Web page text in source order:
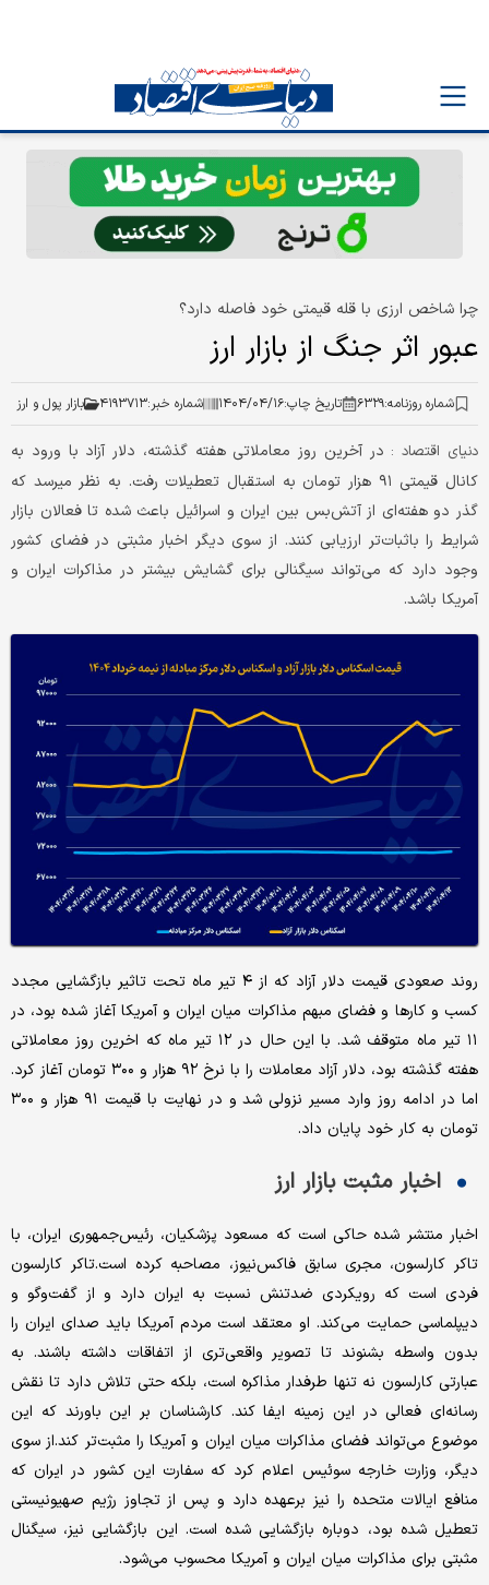
چرا شاخص ارزی با قله قیمتی خود فاصله دارد؟
عبور اثر جنگ از بازار ارز
شماره روزنامه:۶۳۲۹ تاریخ چاپ:۱۴۰۴/۰۴/۱۶ شماره خبر:۴۱۹۳۷۱۳ بازار پول و ارز
دنیای اقتصاد : در آخرین روز معاملاتی هفته گذشته، دلار آزاد با ورود به
کانال قیمتی ۹۱ هزار تومان به استقبال تعطیلات رفت. به نظر میرسد که
گذر دو هفته‌‌‌ای از آتش‌‌‌بس بین ایران و اسرائیل باعث شده تا فعالان بازار
شرایط را باثبات‌تر ارزیابی کنند. از سوی دیگر اخبار مثبتی در فضای کشور
وجود دارد که می‌تواند سیگنالی برای گشایش بیشتر در مذاکرات ایران و
آمریکا باشد.
روند صعودی قیمت دلار آزاد که از ۴ تیر ماه تحت تاثیر بازگشایی مجدد
کسب و کارها و فضای مبهم مذاکرات میان ایران و آمریکا آغاز شده بود، در
۱۱ تیر ماه متوقف شد. با این حال در ۱۲ تیر ماه که اخرین روز معاملاتی
هفته گذشته بود، دلار آزاد معاملات را با نرخ ۹۲ هزار و ۳۰۰ تومان آغاز کرد.
اما در ادامه روز وارد مسیر نزولی شد و در نهایت با قیمت ۹۱ هزار و ۳۰۰
تومان به کار خود پایان داد.
اخبار مثبت بازار ارز
اخبار منتشر شده حاکی است که مسعود پزشکیان، رئیس‌جمهوری ایران، با
تاکر کارلسون، مجری سابق فاکس‌‌‌نیوز، مصاحبه کرده است.تاکر کارلسون
فردی است که رویکردی ضدتنش نسبت به ایران دارد و از گفت‌وگو و
دیپلماسی حمایت می‌‌‌کند. او معتقد است مردم آمریکا باید صدای ایران را
بدون واسطه بشنوند تا تصویر واقعی‌‌‌تری از اتفاقات داشته باشند. به
عبارتی کارلسون نه تنها طرفدار مذاکره است، بلکه حتی تلاش دارد تا نقش
رسانه‌‌‌ای فعالی در این زمینه ایفا کند. کارشناسان بر این باورند که این
موضوع می‌تواند فضای مذاکرات میان ایران و آمریکا را مثبت‌‌‌تر ‌‌‌کند.از سوی
دیگر، وزارت خارجه سوئیس اعلام کرد که سفارت این کشور در ایران که
منافع ایالات متحده را نیز برعهده دارد و پس از تجاوز رژیم صهیونیستی
تعطیل شده بود، دوباره بازگشایی شده است. این بازگشایی نیز، سیگنال
مثبتی برای مذاکرات میان ایران و آمریکا محسوب می‌شود.